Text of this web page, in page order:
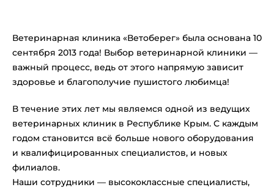
Ветеринарная клиника «Ветоберег» была основана 10
сентября 2013 года! Выбор ветеринарной клиники —
важный процесс, ведь от этого напрямую зависит
здоровье и благополучие пушистого любимца!
В течение этих лет мы являемся одной из ведущих
ветеринарных клиник в Республике Крым. С каждым
годом становится всё больше нового оборудования
и квалифицированных специалистов, и новых
филиалов.
Наши сотрудники — высококлассные специалисты,